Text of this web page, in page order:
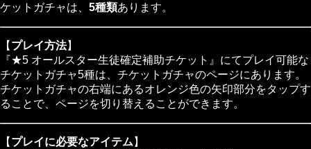
ケットガチャは、 5種類あります。
【 プレイ方法】
『★5 オールスター生徒確定補助チケット』にてプレイ可能な
チケットガチャ5種は、チケットガチャのページにあります。
チケットガチャの右端にあるオレンジ色の矢印部分をタップす
ることで、ページを切り替えることができます。
【 プレイに必要なアイテム 】